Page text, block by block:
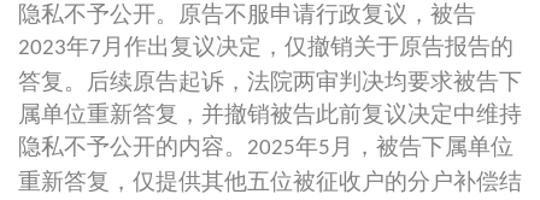
隐私不予公开。原告不服申请行政复议，被告
2023年7 月作出复议决定，仅撤销关于原告报告的
答复。后续原告起诉，法院两审判决均要求被告下
属单位重新答复，并撤销被告此前复议决定中维持
隐私不予公开的内容。
2025年5 月，被告下属单位
重新答复，仅提供其他五位被征收户的分户补偿结